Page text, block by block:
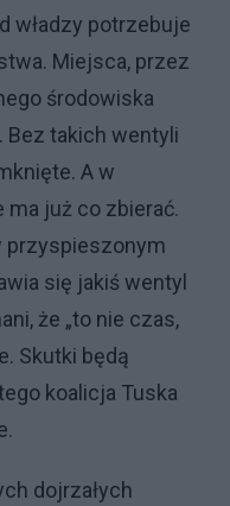
władzy potrzebuje
Miejsca, przez
środowiska
Bez takich wentyli
A w
już co zbierać.
przyspieszonym
się jakiś wentyl
że „to nie czas,
Skutki będą
koalicja Tuska
dojrzałych